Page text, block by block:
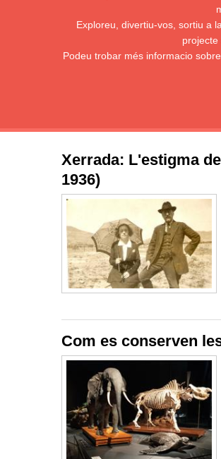
Exploreu, divertiu-vos, sortiu a
projecte
Podeu trobar més informacio
Xerrada: L'estigma
1936)
Com es conserven